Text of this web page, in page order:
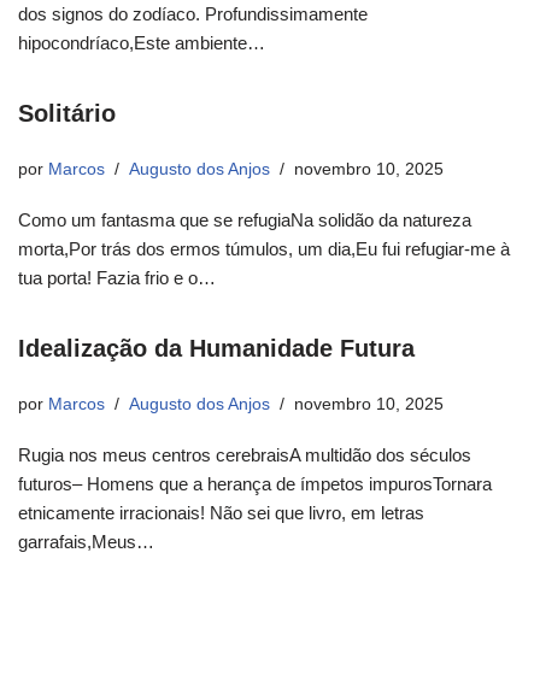
dos signos do zodíaco. Profundissimamente
hipocondríaco,Este ambiente…
Solitário
por Marcos Augusto dos Anjos novembro 10, 2025
Como um fantasma que se refugiaNa solidão da natureza
morta,Por trás dos ermos túmulos, um dia,Eu fui refugiar-me à
tua porta! Fazia frio e o…
Idealização da Humanidade Futura
por Marcos Augusto dos Anjos novembro 10, 2025
Rugia nos meus centros cerebraisA multidão dos séculos
futuros– Homens que a herança de ímpetos impurosTornara
etnicamente irracionais! Não sei que livro, em letras
garrafais,Meus…